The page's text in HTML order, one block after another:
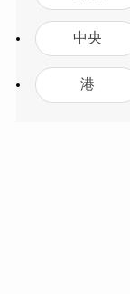
中央
港